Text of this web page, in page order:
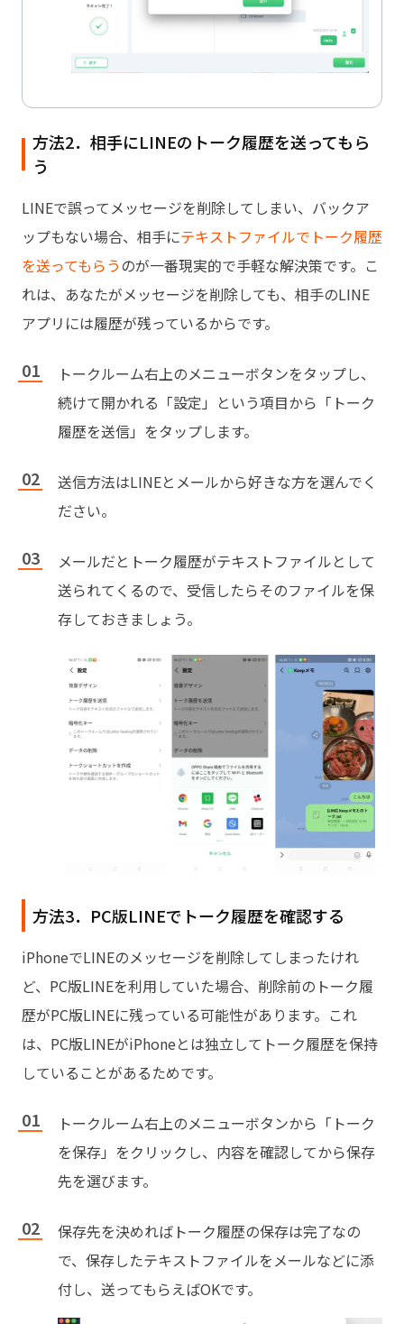
方法2．相手にLINEのトーク履歴を送ってもら
う
LINEで誤ってメッセージを削除してしまい、バックア
ップもない場合、相手にテキストファイルでトーク履歴
を送ってもらう のが一番現実的で手軽な解決策です。こ
れは、あなたがメッセージを削除しても、相手のLINE
アプリには履歴が残っているからです。
トークルーム右上のメニューボタンをタップし、
続けて開かれる「設定」という項目から「トーク
履歴を送信」をタップします。
送信方法はLINEとメールから好きな方を選んでく
ださい。
メールだとトーク履歴がテキストファイルとして
送られてくるので、受信したらそのファイルを保
存しておきましょう。
方法3．PC版LINEでトーク履歴を確認する
iPhoneでLINEのメッセージを削除してしまったけれ
ど、PC版LINEを利用していた場合、削除前のトーク履
歴がPC版LINEに残っている可能性があります。これ
は、PC版LINEがiPhoneとは独立してトーク履歴を保持
していることがあるためです。
トークルーム右上のメニューボタンから「トーク
を保存」をクリックし、内容を確認してから保存
先を選びます。
保存先を決めればトーク履歴の保存は完了なの
で、保存したテキストファイルをメールなどに添
付し、送ってもらえばOKです。